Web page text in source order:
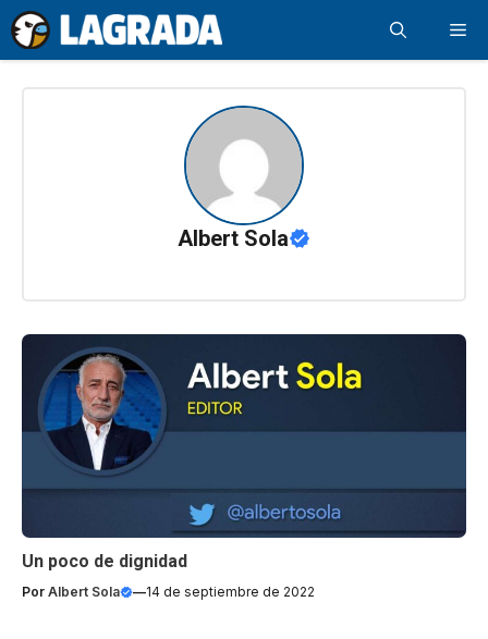
Saltar
al
contenido
Albert Sola
Un poco de dignidad
Por Albert Sola —14 de septiembre de 2022